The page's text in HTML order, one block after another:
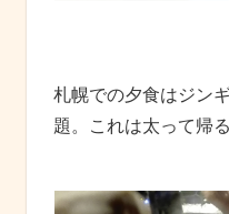
札幌での夕食はジン
題。これは太って帰